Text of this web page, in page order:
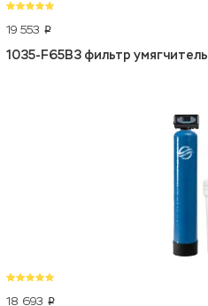
19 553 p
1035-F65B3 фильтр
18 693 p